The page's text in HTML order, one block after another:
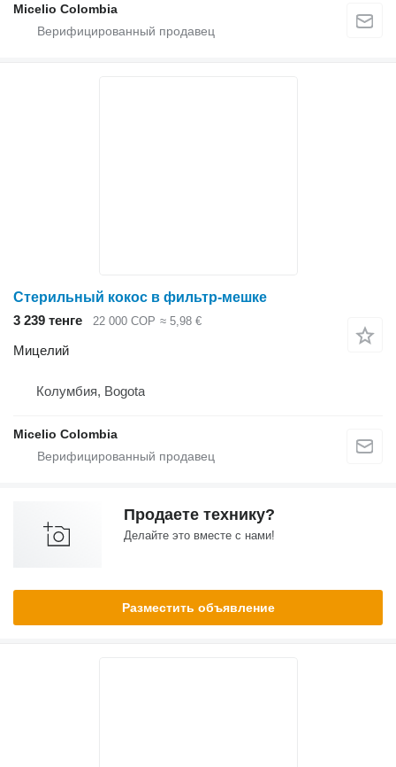
Micelio Colombia
Стерильный кокос в фильтр-мешке
3 239 тенге
22 000 COP ≈ 5,98 €
Мицелий
Колумбия, Bogota
Micelio Colombia
Продаете технику?
Делайте это вместе с нами!
Разместить объявление